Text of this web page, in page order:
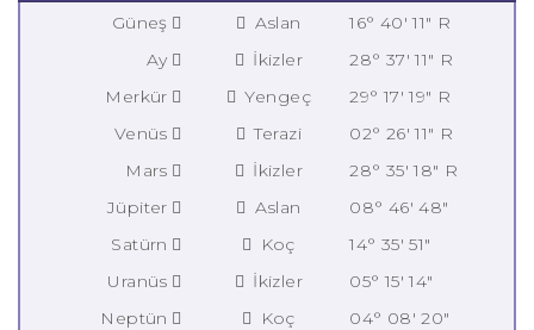
Güneş Aslan
16° 40' 11" R
Ay
İkizler
28° 37' 11" R
Merkür
Yengeç
29° 17' 19" R
Venüs
Terazi
02° 26' 11" R
Mars
İkizler
28° 35' 18" R
Jüpiter
Aslan
08° 46' 48"
Satürn
Koç
14° 35' 51"
Uranüs
İkizler
05° 15' 14"
Neptün
Koç
04° 08' 20"